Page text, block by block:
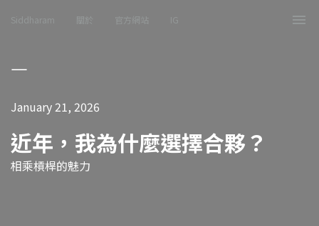
Siddharam 關於 官方網站 IG
January 21, 2026
近年，我為什麼選擇合夥？
相乘槓桿的魅力